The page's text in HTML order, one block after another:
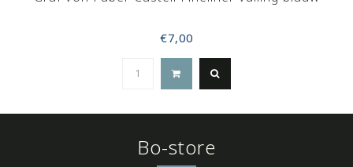
€7,00
Bo-store